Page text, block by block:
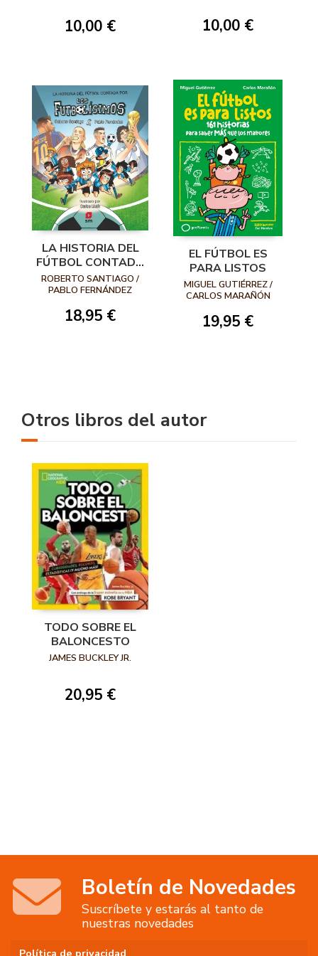
10,00 € 10,00 €
LA HISTORIA DEL
FÚTBOL CONTADA
POR LOS
FUTBOLÍSIMOS
ROBERTO SANTIAGO /
PABLO FERNÁNDEZ
18,95 €
EL FÚTBOL ES
PARA LISTOS
MIGUEL GUTIÉRREZ /
CARLOS MARAÑÓN
19,95 €
Otros libros del autor
TODO SOBRE EL
BALONCESTO
JAMES BUCKLEY JR.
20,95 €
Boletín de Novedades
Suscríbete y estarás al tanto de
nuestras novedades
Política de privacidad